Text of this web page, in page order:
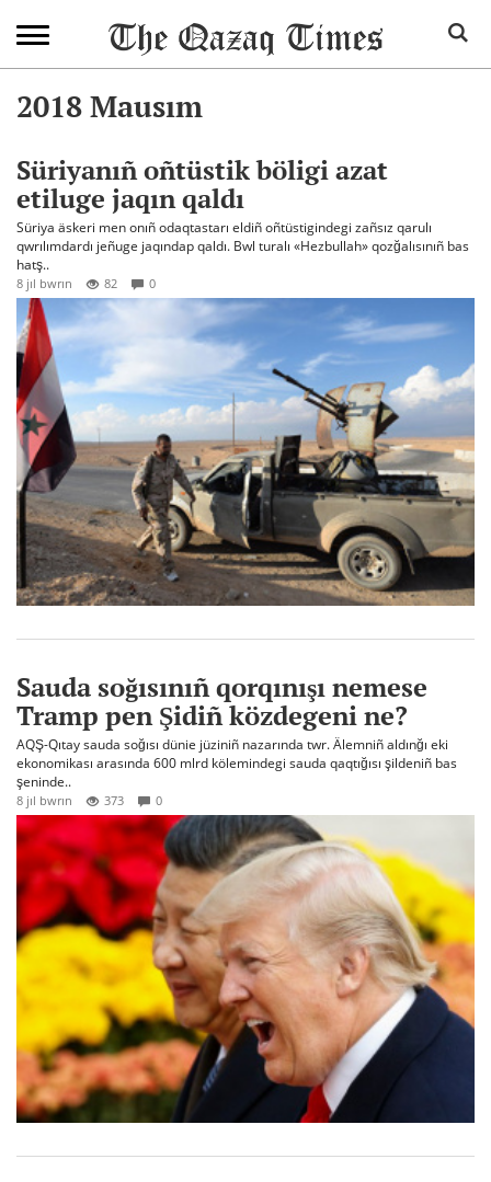
2018 Mausım
Süriyanıñ oñtüstik böligi azat
etiluge jaqın qaldı
Süriya äskeri men onıñ odaqtastarı eldiñ oñtüstigindegi zañsız qarulı
qwrılımdardı jeñuge jaqındap qaldı. Bwl turalı «Hezbullah» qozğalısınıñ bas
hatş..
8 jıl bwrın 82 0
Sauda soğısınıñ qorqınışı nemese
Tramp pen Şidiñ közdegeni ne?
AQŞ-Qıtay sauda soğısı dünie jüziniñ nazarında twr. Älemniñ aldınğı eki
ekonomikası arasında 600 mlrd kölemindegi sauda qaqtığısı şildeniñ bas
şeninde..
8 jıl bwrın 373 0